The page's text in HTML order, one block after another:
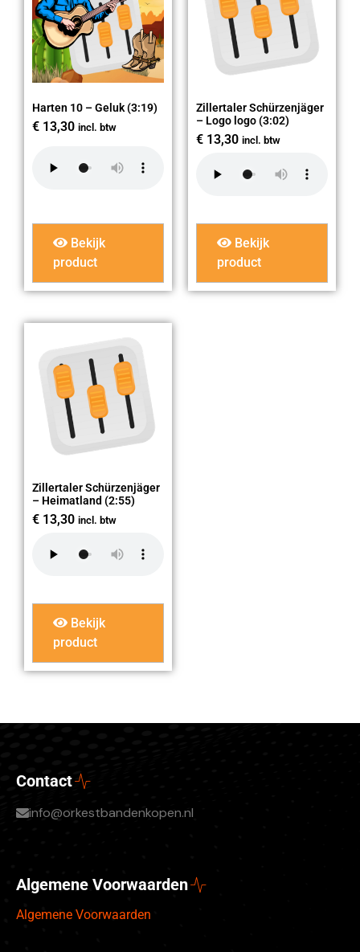
Harten 10 – Geluk (3:19)
€ 13,30 incl. btw
Bekijk
product
Zillertaler Schürzenjäger
– Logo logo (3:02)
€ 13,30 incl. btw
Bekijk
product
Zillertaler Schürzenjäger
– Heimatland (2:55)
€ 13,30 incl. btw
Bekijk
product
Contact
info@orkestbandenkopen.nl
Algemene Voorwaarden
Algemene Voorwaarden